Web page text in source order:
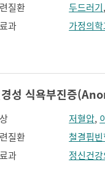
질환
두드러기
과
가정의
성 식욕부진증
저혈압,
질환
철결핍
과
정신건